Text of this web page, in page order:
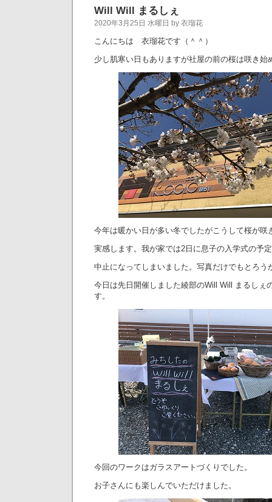
Will Will まるしぇ
2020年3月25日 水曜日 by 衣瑠花
こんにちは 衣瑠花です（＾＾）
少し肌寒い日もありますが社屋の前の桜は咲き始
今年は暖かい日が多い冬でしたがこうして桜が咲
実感します。我が家では2日に息子の入学式の予
中止になってしまいました。写真だけでもとろう
今日は先日開催しました綾部のWill Will まるしぇ
す。
今回のワークはガラスアートづくりでした。
お子さんにも楽しんでいただけました。